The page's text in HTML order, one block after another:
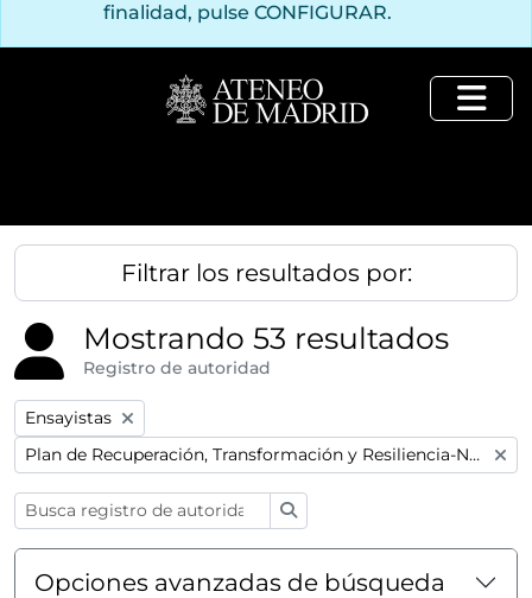
finalidad, pulse CONFIGURAR.
Filtrar los resultados por:
Mostrando 53 resultados
Registro de autoridad
Remove filter:
Ensayistas
Remove filter:
Plan de Recuperación, Transformación y Resiliencia-Next GenerationEU
Opciones avanzadas de búsqueda